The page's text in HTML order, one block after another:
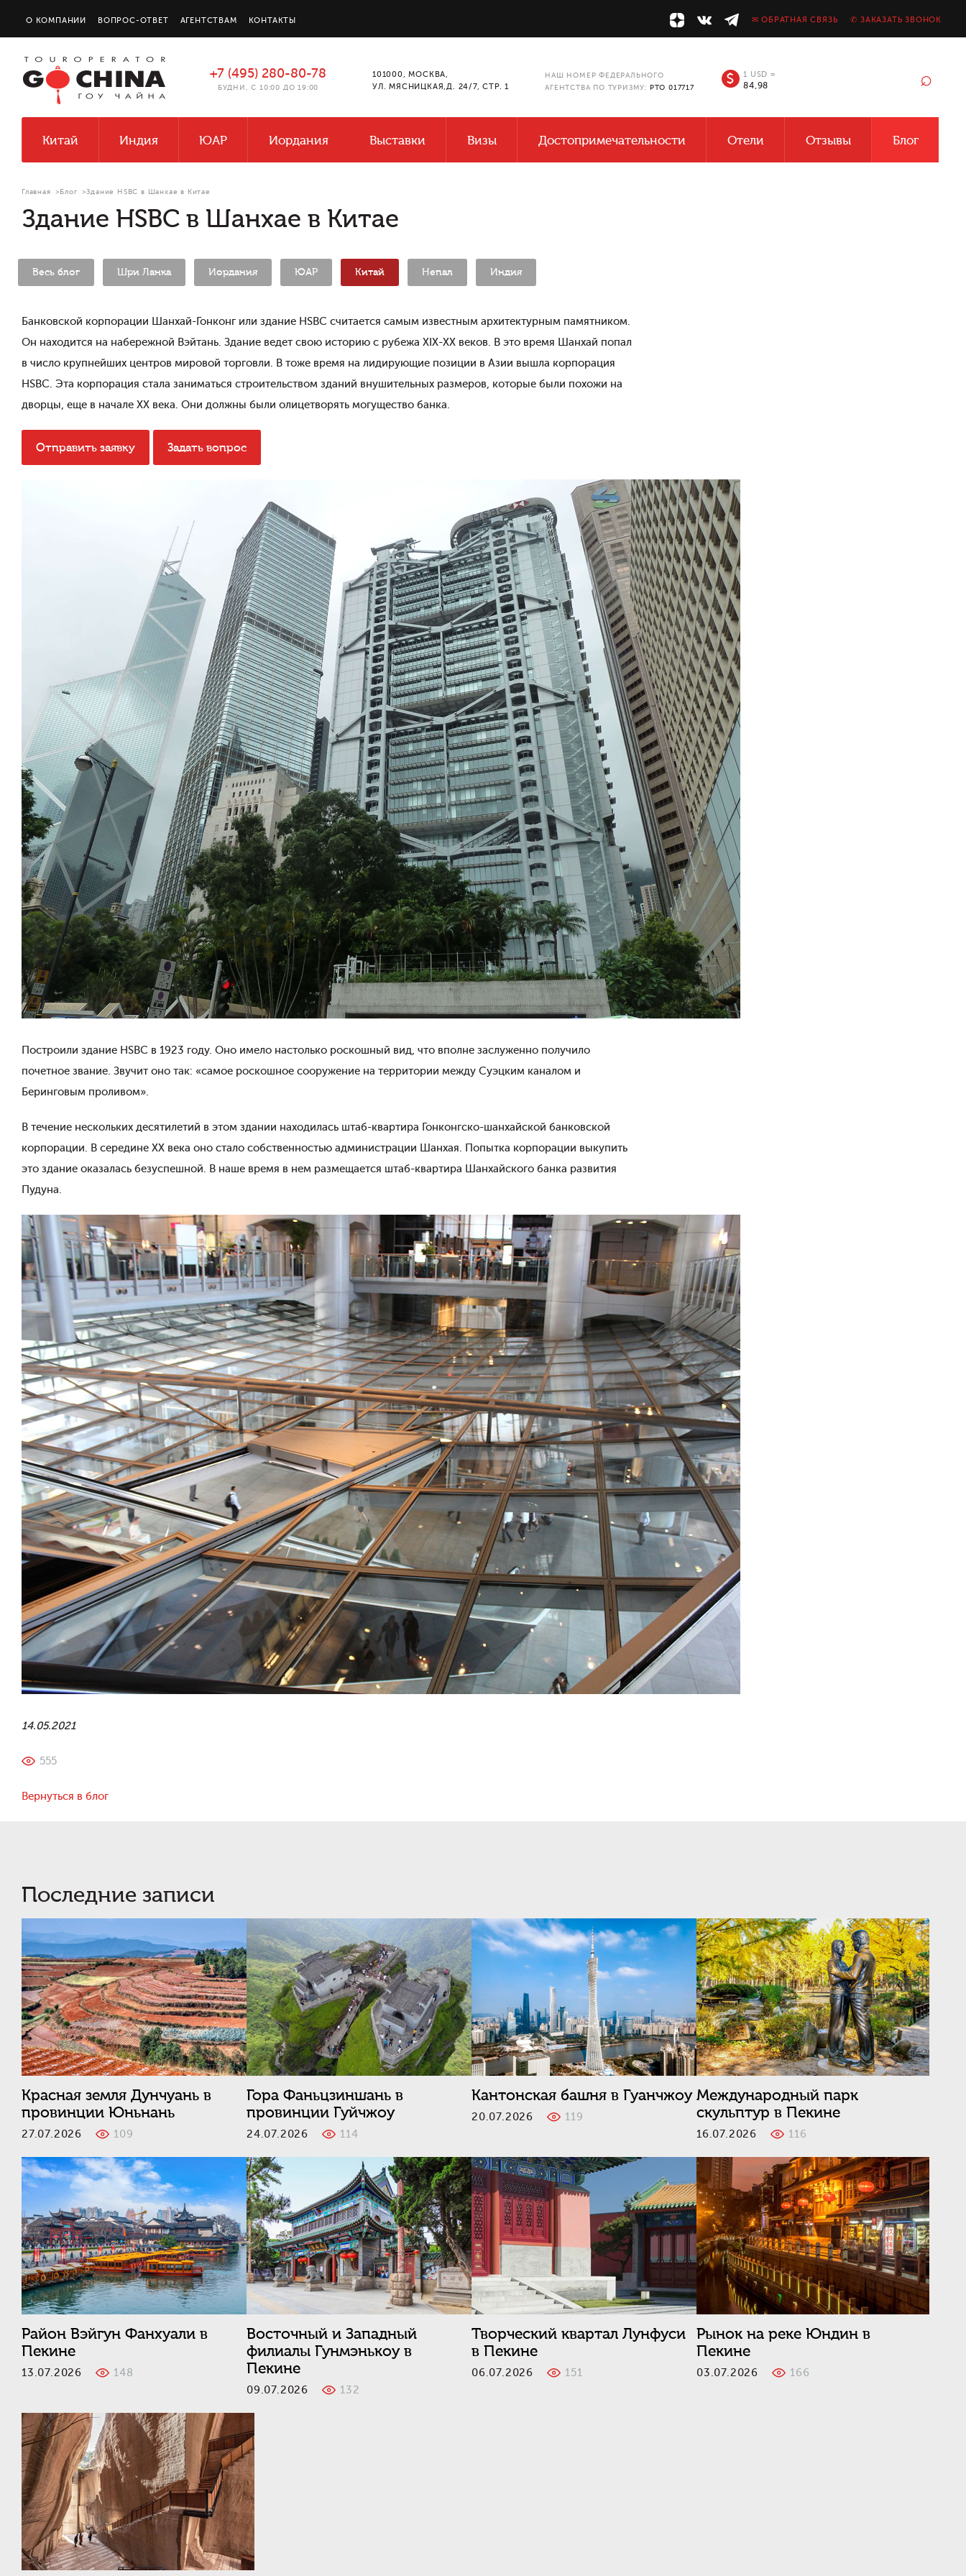
О КОМПАНИИ ВОПРОС-ОТВЕТ АГЕНТСТВАМ КОНТАКТЫ ✉ ОБРАТНАЯ СВЯЗЬ ✆ ЗАКАЗАТЬ ЗВОНОК
+7 (495) 280-80-78
БУДНИ, С 10:00 ДО 19:00
101000, МОСКВА,
УЛ. МЯСНИЦКАЯ,Д. 24/7, СТР. 1
НАШ НОМЕР ФЕДЕРАЛЬНОГО
АГЕНТСТВА ПО ТУРИЗМУ: РТО 017717 ⌕
$ 1 USD =
84,98
Китай Индия ЮАР Иордания Выставки Визы Достопримечательности Отели Отзывы Блог
Главная >Блог >Здание HSBC в Шанхае в Китае
Здание HSBC в Шанхае в Китае
Весь блог Шри Ланка Иордания ЮАР Китай Непал Индия
Банковской корпорации Шанхай-Гонконг или здание HSBC считается самым известным архитектурным памятником.
Он находится на набережной Вэйтань. Здание ведет свою историю с рубежа XIX-XX веков. В это время Шанхай попал
в число крупнейших центров мировой торговли. В тоже время на лидирующие позиции в Азии вышла корпорация
HSBC. Эта корпорация стала заниматься строительством зданий внушительных размеров, которые были похожи на
дворцы, еще в начале ХХ века. Они должны были олицетворять могущество банка.
Отправить заявку Задать вопрос
Построили здание HSBC в 1923 году. Оно имело настолько роскошный вид, что вполне заслуженно получило
почетное звание. Звучит оно так: «самое роскошное сооружение на территории между Суэцким каналом и
Беринговым проливом».
В течение нескольких десятилетий в этом здании находилась штаб-квартира Гонконгско-шанхайской банковской
корпорации. В середине ХХ века оно стало собственностью администрации Шанхая. Попытка корпорации выкупить
это здание оказалась безуспешной. В наше время в нем размещается штаб-квартира Шанхайского банка развития
Пудуна.
14.05.2021
555
Вернуться в блог
Последние записи
Красная земля Дунчуань в
провинции Юньнань
27.07.2026 109
Гора Фаньцзиншань в
провинции Гуйчжоу
24.07.2026 114
Кантонская башня в Гуанчжоу
20.07.2026 119
Международный парк
скульптур в Пекине
16.07.2026 116
Район Вэйгун Фанхуали в
Пекине
13.07.2026 148
Восточный и Западный
филиалы Гунмэнькоу в
Пекине
09.07.2026 132
Творческий квартал Лунфуси
в Пекине
06.07.2026 151
Рынок на реке Юндин в
Пекине
03.07.2026 166